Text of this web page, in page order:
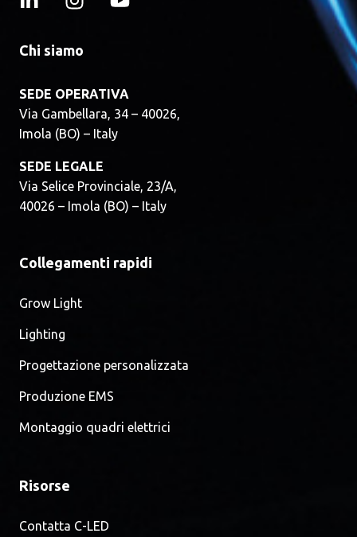
Azienda
Accetto di ricevere altre comunicazioni da
C-Led S.r.l..*
Consento a C-Led S.r.l. di archiviare e
elaborare i miei
Chi siamo
SEDE OPERATIVA
Via Gambellara, 34 – 40026,
Imola (BO) – Italy
SEDE LEGALE
Via Selice Provinciale, 23/A,
40026 – Imola (BO) – Italy
Collegamenti rapidi
Grow Light
Lighting
Progettazione personalizzata
Produzione EMS
Montaggio quadri elettrici
Risorse
Contatta C-LED